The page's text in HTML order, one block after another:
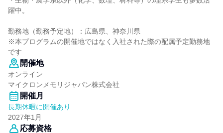
躍中。
勤務地（勤務予定地）：広島県、神奈川県
※本プログラムの開催地ではなく入社された際の配属予定勤務地
です
開催地
オンライン
マイクロンメモリジャパン株式会社
開催月
長期休暇に開催あり
2027年1月
応募資格